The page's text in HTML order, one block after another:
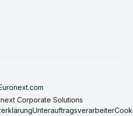
Corporate Solutions
Unterauftragsverarbeiter